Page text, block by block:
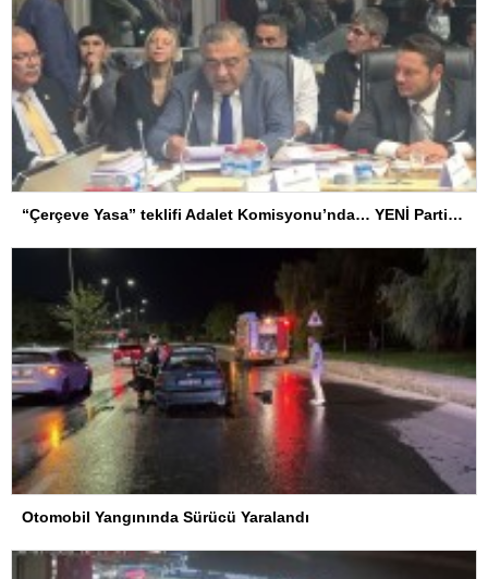
“Çerçeve Yasa” teklifi Adalet Komisyonu’nda… YENİ Partili Tanrıkulu: Bir insana ‘Silahını bırak, ülkene dön, siyasal ve toplumsal hayata katıl’ diyorsanız, o insan kapıdan içeri girdiğinde başına ne geleceğini bilmelidir
Otomobil Yangınında Sürücü Yaralandı